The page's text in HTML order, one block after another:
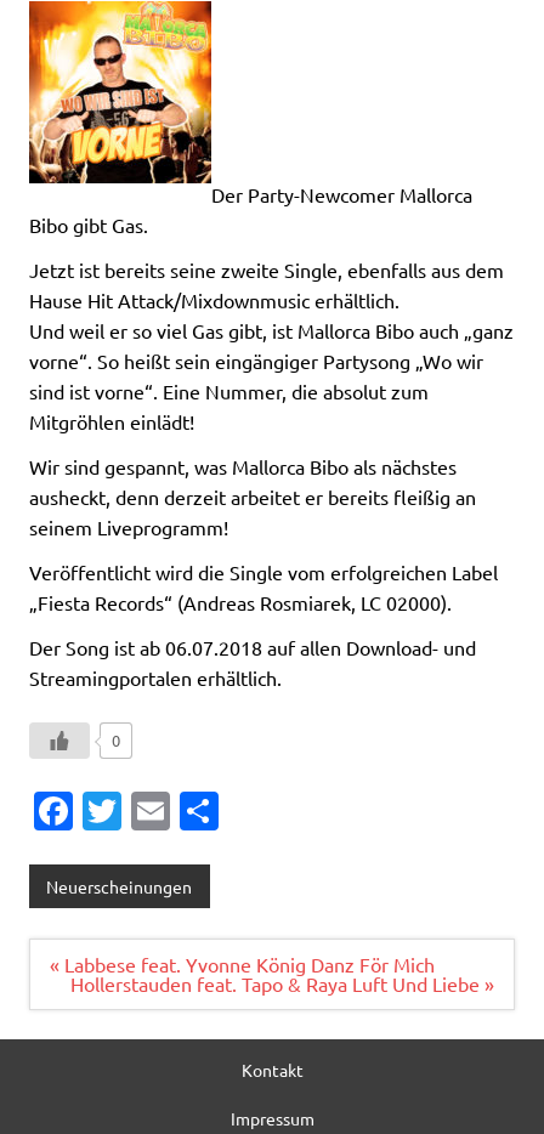
Der Party-Newcomer Mallorca
Bibo gibt Gas.
Jetzt ist bereits seine zweite Single, ebenfalls aus dem
Hause Hit Attack/Mixdownmusic erhältlich.
Und weil er so viel Gas gibt, ist Mallorca Bibo auch „ganz
vorne“. So heißt sein eingängiger Partysong „Wo wir
sind ist vorne“. Eine Nummer, die absolut zum
Mitgröhlen einlädt!
Wir sind gespannt, was Mallorca Bibo als nächstes
ausheckt, denn derzeit arbeitet er bereits fleißig an
seinem Liveprogramm!
Veröffentlicht wird die Single vom erfolgreichen Label
„Fiesta Records“ (Andreas Rosmiarek, LC 02000).
Der Song ist ab 06.07.2018 auf allen Download- und
Streamingportalen erhältlich.
0
Fa
e
b
o
o
k
T
it
te
r
E
ai
l
n
Neuerscheinungen
Beitragsnavigation
« Labbese feat. Yvonne König Danz För Mich
Hollerstauden feat. Tapo & Raya Luft Und Liebe »
Kontakt
Impressum